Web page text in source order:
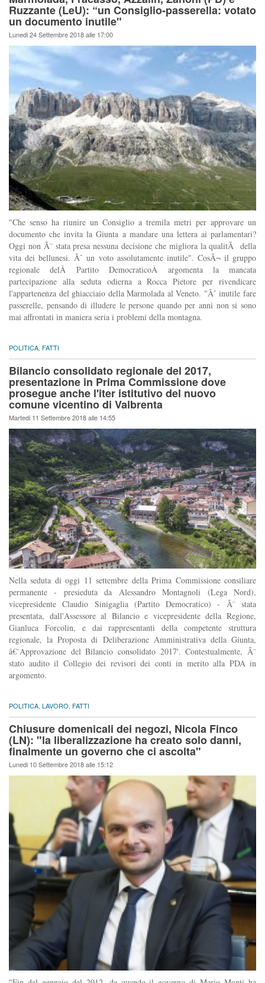
Ruzzante (LeU): “un Consiglio-passerella: votato
un documento inutile"
Lunedi 24 Settembre 2018 alle 17:00
"Che senso ha riunire un Consiglio a tremila metri per approvare un
documento che invita la Giunta a mandare una lettera ai parlamentari?
Oggi non Ã¨ stata presa nessuna decisione che migliora la qualitÃ della
vita dei bellunesi. Ãˆ un voto assolutamente inutile". CosÃ¬ il gruppo
regionale delÂ Partito DemocraticoÂ argomenta la mancata
partecipazione alla seduta odierna a Rocca Pietore per rivendicare
l'appartenenza del ghiacciaio della Marmolada al Veneto. "Ãˆ inutile fare
passerelle, pensando di illudere le persone quando per anni non si sono
mai affrontati in maniera seria i problemi della montagna.
POLITICA, FATTI
Bilancio consolidato regionale del 2017,
presentazione in Prima Commissione dove
prosegue anche l'iter istitutivo del nuovo
comune vicentino di Valbrenta
Martedi 11 Settembre 2018 alle 14:55
Nella seduta di oggi 11 settembre della Prima Commissione consiliare
permanente - presieduta da Alessandro Montagnoli (Lega Nord),
vicepresidente Claudio Sinigaglia (Partito Democratico) - Ã¨ stata
presentata, dall'Assessore al Bilancio e vicepresidente della Regione,
Gianluca Forcolin, e dai rappresentanti della competente struttura
regionale, la Proposta di Deliberazione Amministrativa della Giunta,
â€˜Approvazione del Bilancio consolidato 2017'. Contestualmente, Ã¨
stato audito il Collegio dei revisori dei conti in merito alla PDA in
argomento.
POLITICA, LAVORO, FATTI
Chiusure domenicali dei negozi, Nicola Finco
(LN): "la liberalizzazione ha creato solo danni,
finalmente un governo che ci ascolta"
Lunedi 10 Settembre 2018 alle 15:12